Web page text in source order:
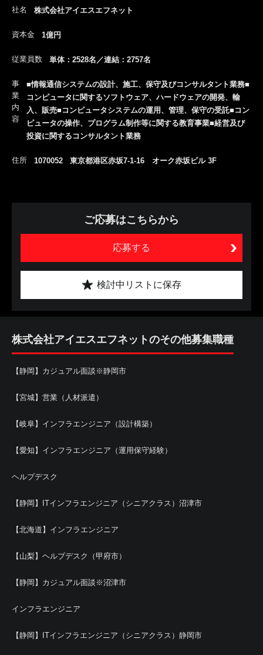
社名 株式会社アイエスエフネット
資本金 1億円
従業員数 単体：2528名／連結：2757名
事
業
内
容
■情報通信システムの設計、施工、保守及びコンサルタント業務■
コンピュータに関するソフトウェア、ハードウェアの開発、輸
入、販売■コンピュータシステムの運用、管理、保守の受託■コン
ピュータの操作、プログラム制作等に関する教育事業■経営及び
投資に関するコンサルタント業務
住所 1070052 東京都港区赤坂7-1-16 オーク赤坂ビル 3F
ご応募はこちらから
応募する
検討中リストに保存
株式会社アイエスエフネットのその他募集職種
【静岡】カジュアル面談※静岡市
【宮城】営業（人材派遣）
【岐阜】インフラエンジニア（設計構築）
【愛知】インフラエンジニア（運用保守経験）
ヘルプデスク
【静岡】ITインフラエンジニア（シニアクラス）沼津市
【北海道】インフラエンジニア
【山梨】ヘルプデスク（甲府市）
【静岡】カジュアル面談※沼津市
インフラエンジニア
【静岡】ITインフラエンジニア（シニアクラス）静岡市